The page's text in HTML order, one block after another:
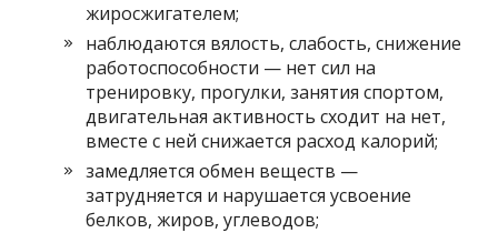
жиросжигателем;
наблюдаются вялость, слабость, снижение
работоспособности — нет сил на
тренировку, прогулки, занятия спортом,
двигательная активность сходит на нет,
вместе с ней снижается расход калорий;
замедляется обмен веществ —
затрудняется и нарушается усвоение
белков, жиров, углеводов;